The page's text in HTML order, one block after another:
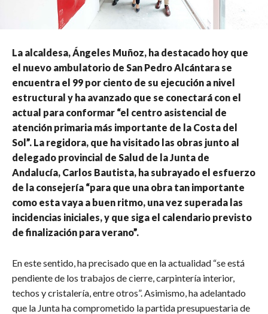
La alcaldesa, Ángeles Muñoz, ha destacado hoy que
el nuevo ambulatorio de San Pedro Alcántara se
encuentra el 99 por ciento de su ejecución a nivel
estructural y ha avanzado que se conectará con el
actual para conformar “el centro asistencial de
atención primaria más importante de la Costa del
Sol”. La regidora, que ha visitado las obras junto al
delegado provincial de Salud de la Junta de
Andalucía, Carlos Bautista, ha subrayado el esfuerzo
de la consejería “para que una obra tan importante
como esta vaya a buen ritmo, una vez superada las
incidencias iniciales, y que siga el calendario previsto
de finalización para verano”.
En este sentido, ha precisado que en la actualidad “se está
pendiente de los trabajos de cierre, carpintería interior,
techos y cristalería, entre otros”. Asimismo, ha adelantado
que la Junta ha comprometido la partida presupuestaria de